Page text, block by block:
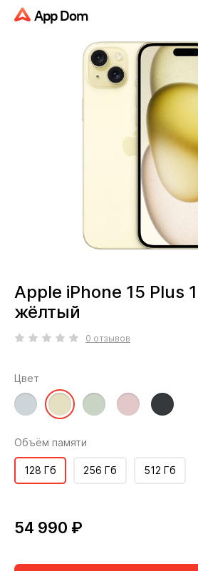
App Dom
Apple iPhone 15 Plus
жёлтый
0 отзывов
Цвет
Объём памяти
128 Гб 256 Гб 512 Гб
54 990 ₽